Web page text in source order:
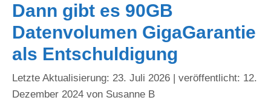
Dann gibt es 90GB
Datenvolumen GigaGarantie
als Entschuldigung
23. Juli 2026
12.
Dezember 2024 von Susanne B